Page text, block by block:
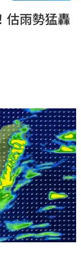
估雨勢猛轟